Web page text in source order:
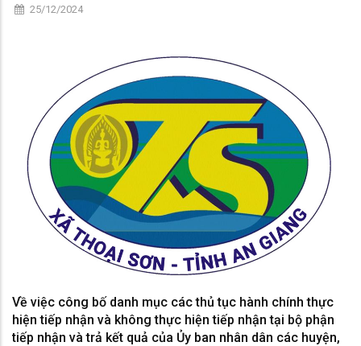
25/12/2024
Về việc công bố danh mục các thủ tục hành chính thực
hiện tiếp nhận và không thực hiện tiếp nhận tại bộ phận
tiếp nhận và trả kết quả của Ủy ban nhân dân các huyện,